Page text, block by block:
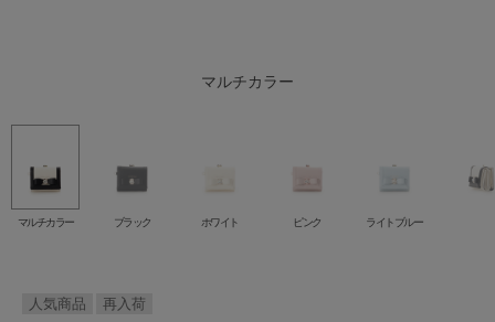
マルチカラー
ブラック
ホワイト
ピンク
ライトブルー
マルチカラー ブラック ホワイト ピンク ライトブルー
人気商品 再入荷